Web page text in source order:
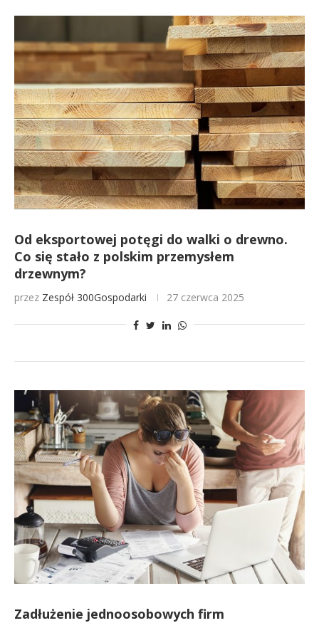
Od eksportowej potęgi do walki o drewno.
Co się stało z polskim przemysłem
drzewnym?
przez Zespół 300Gospodarki 27 czerwca 2025
Zadłużenie jednoosobowych firm